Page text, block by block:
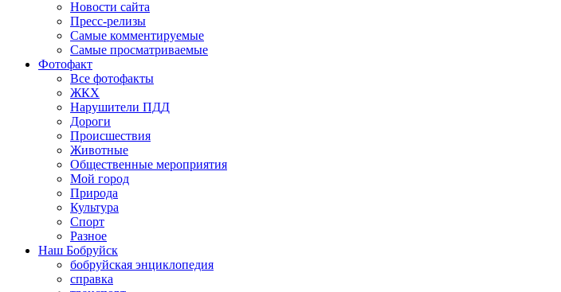
Новости сайта
Пресс-релизы
Самые комментируемые
Самые просматриваемые
Фотофакт
Все фотофакты
ЖКХ
Нарушители ПДД
Дороги
Происшествия
Животные
Общественные мероприятия
Мой город
Природа
Культура
Спорт
Разное
Наш Бобруйск
бобруйская энциклопедия
справка